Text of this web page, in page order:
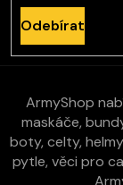
Odebírat
ArmyShop
maskáče,
boty, celty,
pytle, věci pro